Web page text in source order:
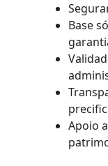
Base
Apoio